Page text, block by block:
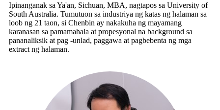
Ipinanganak sa Ya'an, Sichuan, MBA, nagtapos sa University of
South Australia. Tumutuon sa industriya ng katas ng halaman sa
loob ng 21 taon, si Chenbin ay nakakuha ng mayamang
karanasan sa pamamahala at propesyonal na background sa
pananaliksik at pag -unlad, paggawa at pagbebenta ng mga
extract ng halaman.